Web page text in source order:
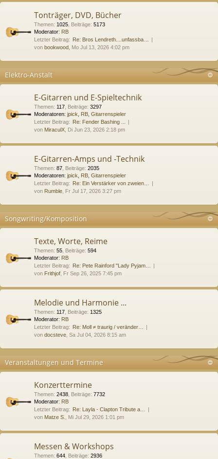
Tonträger, DVD, Bücher
Themen: 1025 Beiträge: 5173
Moderator: RB
Letzter Beitrag: Re: Bros Lendreth....unfassba…
von bookwood , Mo Jul 13, 2026 4:02 pm
Elektro-Anstalt
E-Gitarren und E-Spieltechnik
Themen: 117 Beiträge: 3297
Moderatoren: jpick RB Gitarrenspieler
Letzter Beitrag: Re: Fender Bashing ...
von MiraculX , Di Jun 23, 2026 2:18 pm
E-Gitarren-Amps und -Technik
Themen: 87 Beiträge: 2035
Moderatoren: jpick RB Gitarrenspieler
Letzter Beitrag: Re: Ein Verstärker von zweien…
von Rumble , Fr Jul 17, 2026 3:27 pm
Songwriting/Komposition
Texte, Worte, Reime
Themen: 55 Beiträge: 594
Moderator: RB
Letzter Beitrag: Re: Pete Rainford "Lady Pyjam…
von Frithjof , Fr Sep 26, 2025 7:45 pm
Melodie und Harmonie ...
Themen: 117 Beiträge: 1325
Moderator: RB
Letzter Beitrag: Re: Moll ≠ traurig / veränder…
von docsteve , Sa Jul 04, 2026 8:15 am
Veranstaltungen und Termine
Konzerttermine
Themen: 2438 Beiträge: 7732
Moderator: RB
Letzter Beitrag: Re: Layla - Clapton Tribute a…
von Matze S. , Mi Jul 29, 2026 1:01 pm
Messen & Workshops
Themen: 644 Beiträge: 2936